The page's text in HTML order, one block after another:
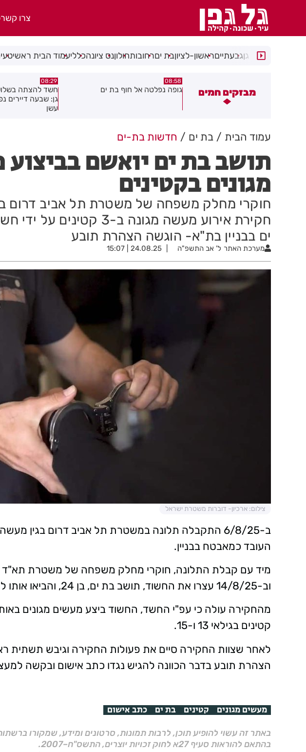
צרו קשר
רמת גןגבעתייםראשון-לציוןבת יםרחובותחולוןנס ציונהכלליעמוד הבית ראשי
מבזקים חמים
גופה נפלטה אל חוף בת ים
08:29
חשד להצתה בשלושה מוקדים ברמת
05:43
הסוף לקורקינטים
עמוד הבית בת ים חדשות בת-ים
תושב בת ים יואשם
מגונים בקטינים
חוקרי מחלק משפחה של משטרת תל אביב דרום
חקירת אירוע מעשה מגונה ב-3
ים בבניין בת"א- הוגשה הצהרת תובע
מערכת האתר ל' אב התשפ"ה 24.08.25 | 15:07
צילום: ארכיון- דוברות משטרת ישראל
ב-6/8/25 התקבלה תלונה במשטרת תל אביב דרום בגין
העובד כמאבטח בבניין.
מיד עם קבלת התלונה, חוקרי מחלק משפחה של משטרת תא"ד
וב-14/8/25 עצרו את החשוד, תושב בת ים, בן 24, והביאו אותו לחקירה במשרדי המחלק.
מהחקירה עולה כי עפ"י החשד, החשוד ביצע מעשים מגונים
קטינים בגילאי 13 ו-15.
לאחר שצוות החקירה סיים את פעולות החקירה וגיבש תשתית
הצהרת תובע בדבר הכוונה להגיש נגדו כתב אישום ובקשה
מעשים מגונים קטינים בת ים כתב אישום
באתר זה עשוי להופיע תוכן, לרבות תמונות, סרטונים ומידע, שמקורו
בהתאם להוראות סעיף 27א לחוק זכויות יוצרים, התשס"ח–2007.